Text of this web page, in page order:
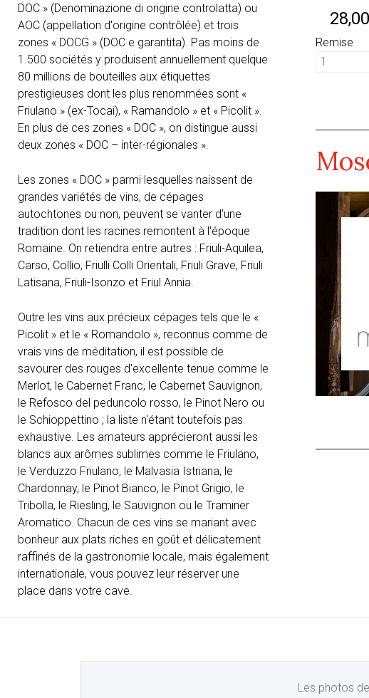
Remise
DOC » (Denominazione di origine controlatta) ou
AOC (appellation d'origine contrôlée) et trois
zones « DOCG » (DOC e garantita). Pas moins de
1.500 sociétés y produisent annuellement quelque
80 millions de bouteilles aux étiquettes
prestigieuses dont les plus renommées sont «
Friulano » (ex-Tocai), « Ramandolo » et « Picolit ».
En plus de ces zones « DOC », on distingue aussi
deux zones « DOC – inter-régionales ».
Les zones « DOC » parmi lesquelles naissent de
grandes variétés de vins, de cépages
autochtones ou non, peuvent se vanter d'une
tradition dont les racines remontent à l'époque
Romaine. On retiendra entre autres : Friuli-Aquilea,
Carso, Collio, Friulli Colli Orientali, Friuli Grave, Friuli
Latisana, Friuli-Isonzo et Friul Annia.
Outre les vins aux précieux cépages tels que le «
Picolit » et le « Romandolo », reconnus comme de
vrais vins de méditation, il est possible de
savourer des rouges d'excellente tenue comme le
Merlot, le Cabernet Franc, le Cabernet Sauvignon,
le Refosco del peduncolo rosso, le Pinot Nero ou
le Schioppettino ; la liste n'étant toutefois pas
exhaustive. Les amateurs apprécieront aussi les
blancs aux arômes sublimes comme le Friulano,
le Verduzzo Friulano, le Malvasia Istriana, le
Chardonnay, le Pinot Bianco, le Pinot Grigio, le
Tribolla, le Riesling, le Sauvignon ou le Traminer
Aromatico. Chacun de ces vins se mariant avec
bonheur aux plats riches en goût et délicatement
raffinés de la gastronomie locale, mais également
internationale, vous pouvez leur réserver une
place dans votre cave.
Les photos